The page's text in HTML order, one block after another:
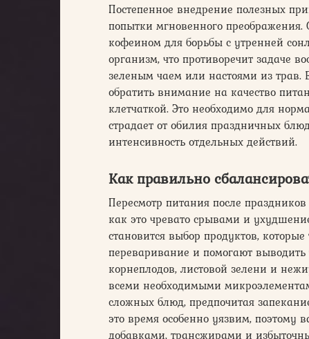
Постепенное внедрение полезных
попытки мгновенного
кофеином для борьбы с утренней
организм, что противоречит задаче
зеленым чаем или настоями из трав.
обратить внимание на качество
клетчаткой. Это необходимо для
страдает от обилия праздничных
интенсивность отдельных действий.
Как правильно
Пересмотр питания после
как это чревато срывами и
становится выбор продуктов,
переваривание и помогают
корнеплодов, листовой зелени и
всеми необходимыми
сложных блюд, предпочитая
это время особенно уязвим, поэтому
добавками, трансжирами и